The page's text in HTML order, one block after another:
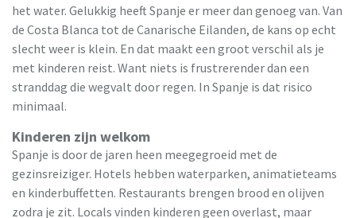
het water. Gelukkig heeft Spanje er meer dan genoeg van. Van
de Costa Blanca tot de Canarische Eilanden, de kans op echt
slecht weer is klein. En dat maakt een groot verschil als je
met kinderen reist. Want niets is frustrerender dan een
stranddag die wegvalt door regen. In Spanje is dat risico
minimaal.
Kinderen zijn welkom
Spanje is door de jaren heen meegegroeid met de
gezinsreiziger. Hotels hebben waterparken, animatieteams
en kinderbuffetten. Restaurants brengen brood en olijven
zodra je zit. Locals vinden kinderen geen overlast, maar